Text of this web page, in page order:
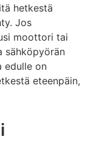
hetkestä
Jos
moottori tai
sähköpyörän
edulle on
eteenpäin,